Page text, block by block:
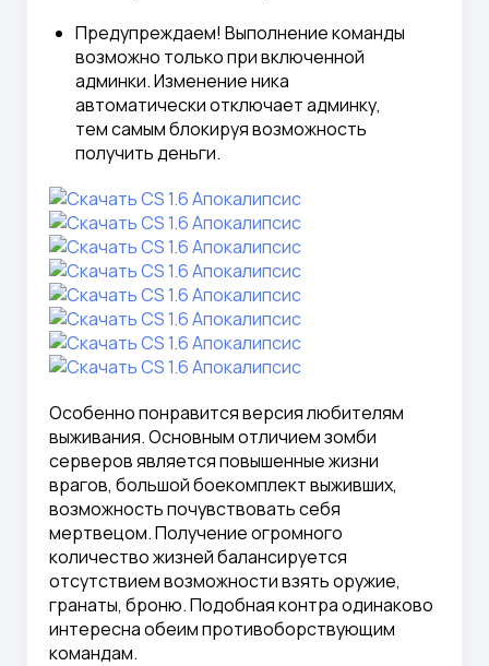
Предупреждаем! Выполнение команды
возможно только при включенной
админки. Изменение ника
автоматически отключает админку,
тем самым блокируя возможность
получить деньги.
Особенно понравится версия любителям
выживания. Основным отличием зомби
серверов является повышенные жизни
врагов, большой боекомплект выживших,
возможность почувствовать себя
мертвецом. Получение огромного
количество жизней балансируется
отсутствием возможности взять оружие,
гранаты, броню. Подобная контра одинаково
интересна обеим противоборствующим
командам.